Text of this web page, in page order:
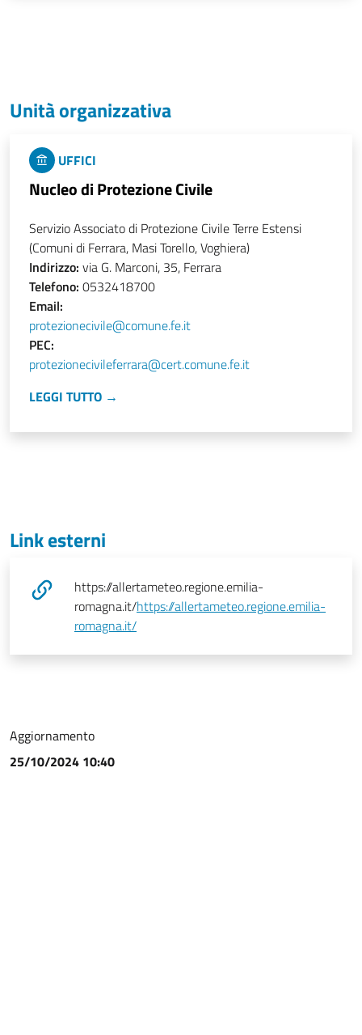
Unità organizzativa
UFFICI
Nucleo di Protezione Civile
Servizio Associato di Protezione Civile Terre Estensi
(Comuni di Ferrara, Masi Torello, Voghiera)
Indirizzo: via G. Marconi, 35, Ferrara
Telefono: 0532418700
Email:
protezionecivile@comune.fe.it
PEC:
protezionecivileferrara@cert.comune.fe.it
LEGGI TUTTO →
Link esterni
https://allertameteo.regione.emilia-
romagna.it/https://allertameteo.regione.emilia-
romagna.it/
Aggiornamento
25/10/2024 10:40